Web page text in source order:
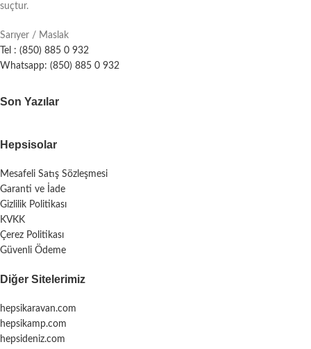
suçtur.
Sarıyer / Maslak
Tel : (850) 885 0 932
Whatsapp: (850) 885 0 932
Son Yazılar
Hepsisolar
Mesafeli Satış Sözleşmesi
Garanti ve İade
Gizlilik Politikası
KVKK
Çerez Politikası
Güvenli Ödeme
Diğer Sitelerimiz
hepsikaravan.com
hepsikamp.com
hepsideniz.com